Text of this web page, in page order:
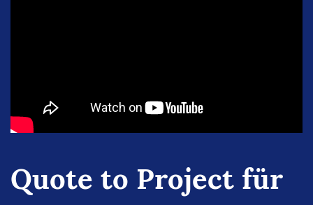
Quote to Project für